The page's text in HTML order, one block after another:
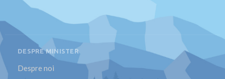
DESPRE MINISTER
Despre noi